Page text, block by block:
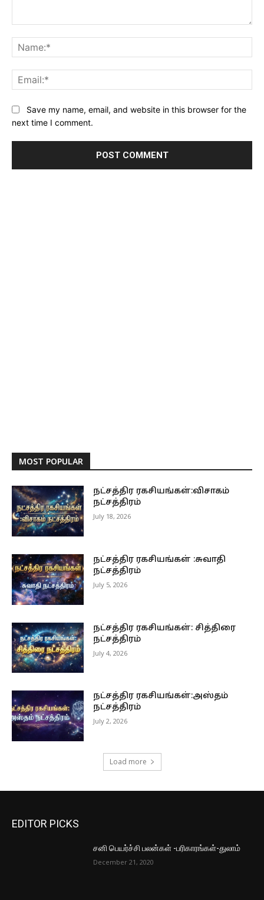
Website:Save my name, email, and website in this browser for the
next time I comment.
MOST POPULAR
நட்சத்திர ரகசியங்கள்:விசாகம்
நட்சத்திரம்
July 18, 2026
நட்சத்திர ரகசியங்கள் :சுவாதி
நட்சத்திரம்
July 5, 2026
நட்சத்திர ரகசியங்கள்: சித்திரை
நட்சத்திரம்
July 4, 2026
நட்சத்திர ரகசியங்கள்:அஸ்தம்
நட்சத்திரம்
July 2, 2026
Load more
EDITOR PICKS
சனி பெயர்ச்சி பலன்கள் -பரிகாரங்கள்-துலாம்
December 21, 2020